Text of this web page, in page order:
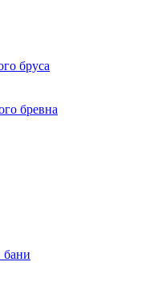
бруса
бревна
бани